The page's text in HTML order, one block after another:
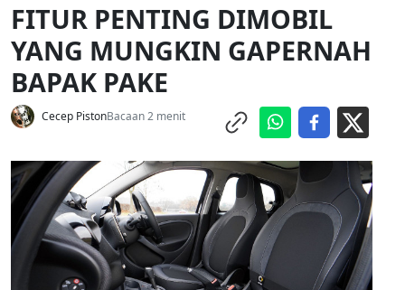
FITUR PENTING DIMOBIL
YANG MUNGKIN GAPERNAH
BAPAK PAKE
Cecep PistonBacaan 2 menit